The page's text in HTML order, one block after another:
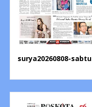
surya20260808-sabtu